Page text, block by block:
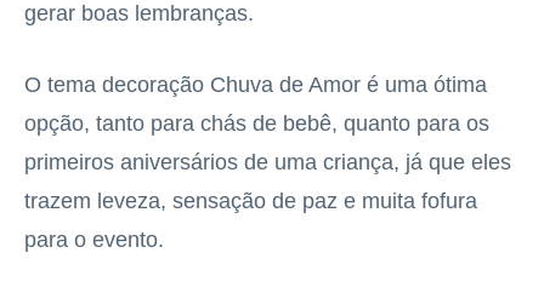
gerar boas lembranças.
O tema decoração Chuva de Amor é uma ótima
opção, tanto para chás de bebê, quanto para os
primeiros aniversários de uma criança, já que eles
trazem leveza, sensação de paz e muita fofura
para o evento.